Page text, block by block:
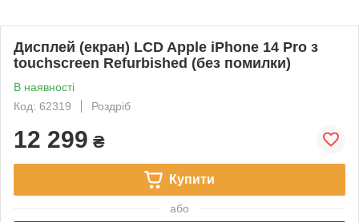
Дисплей (екран) LCD Apple iPhone 14 Pro з
touchscreen Refurbished (без помилки)
В наявності
Код: 62319
Роздріб
12 299 ₴
Купити
або